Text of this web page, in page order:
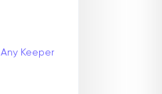
Any Keeper